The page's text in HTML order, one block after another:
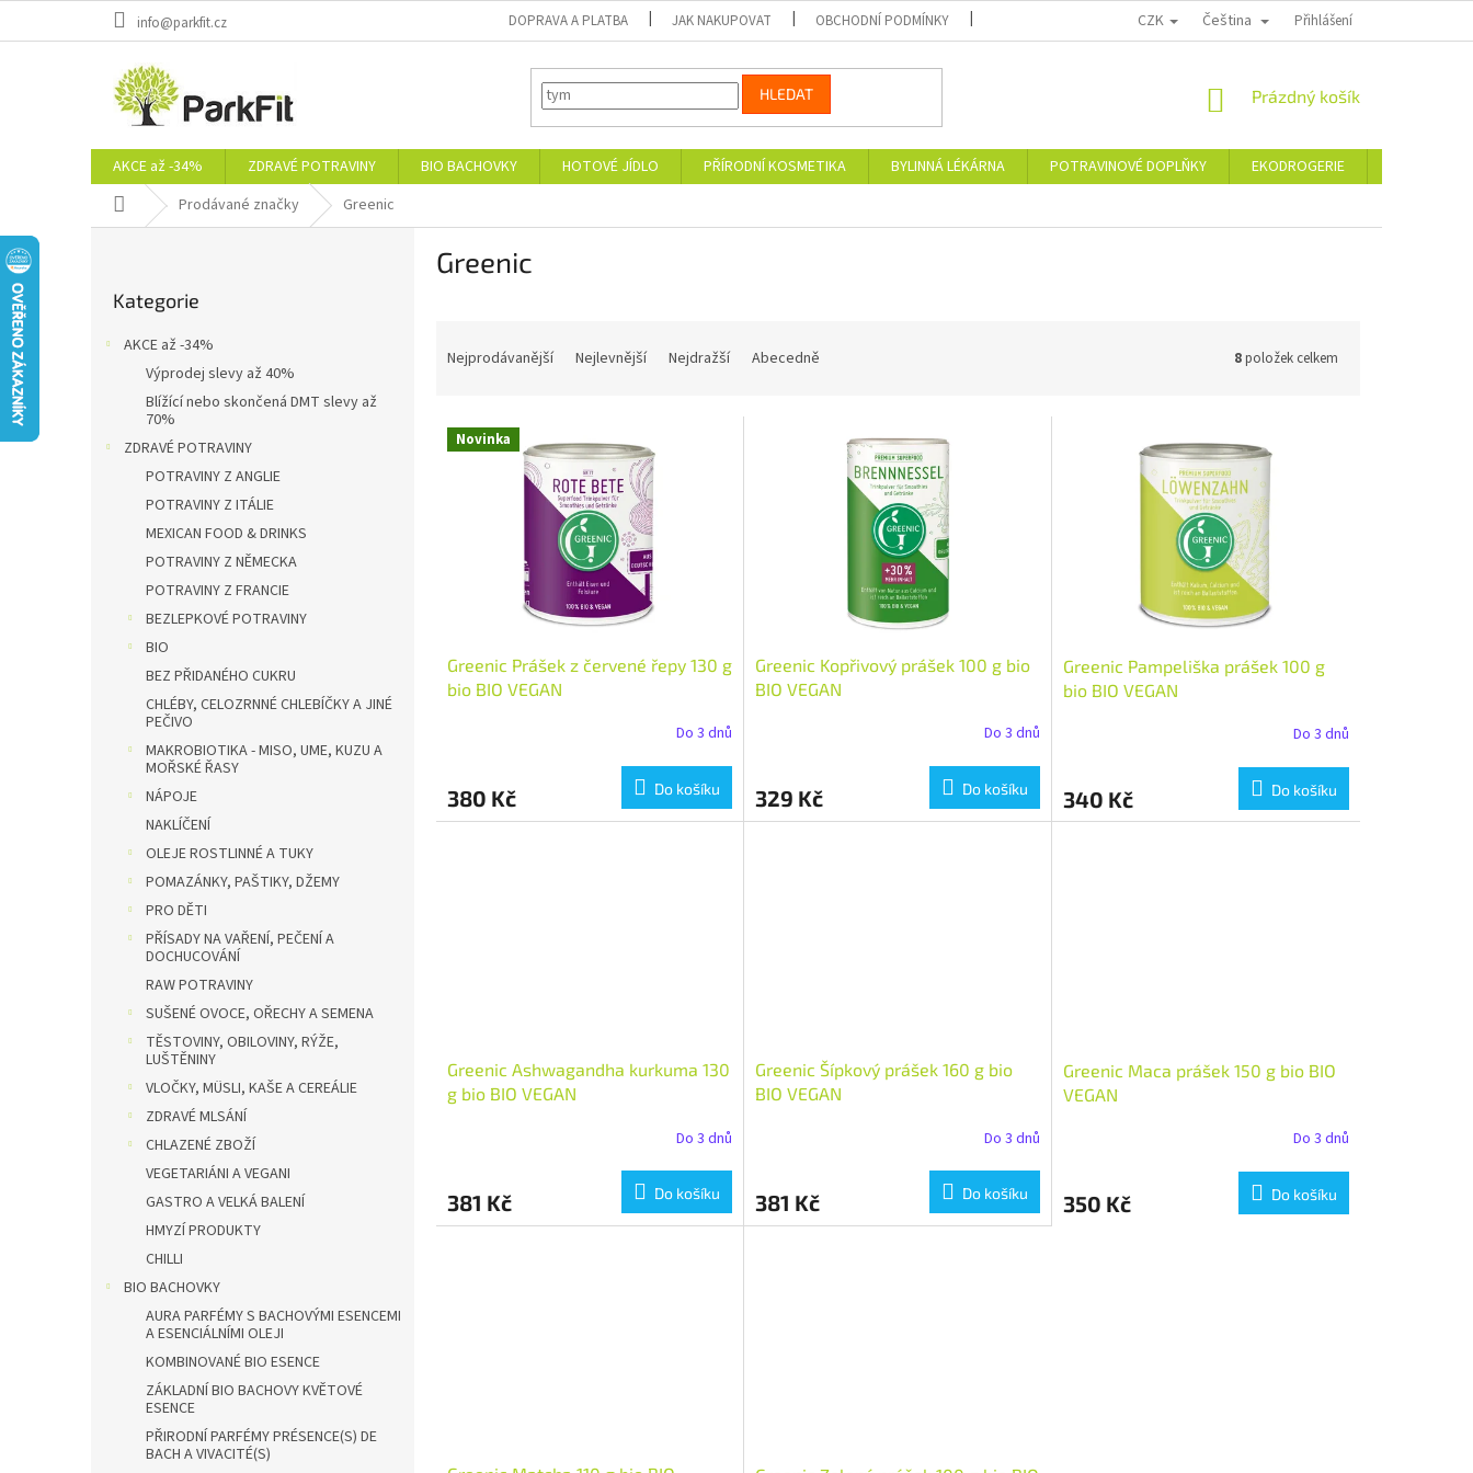
info@parkfit.cz DOPRAVA A PLATBA JAK NAKUPOVAT OBCHODNÍ PODMÍNKY PODMÍNKY OCHRANY OSOBNÍCH ÚDAJŮ MOJE OBJEDNÁVKA
CZK Čeština Přihlášení
HLEDAT
NÁKUPNÍ
Prázdný košík
AKCE až -34% ZDRAVÉ POTRAVINY BIO BACHOVKY HOTOVÉ JÍDLO PŘÍRODNÍ KOSMETIKA BYLINNÁ LÉKÁRNA POTRAVINOVÉ DOPLŇKY EKODROGERIE
Domů Prodávané značky Greenic
kategorie
Kategorie
AKCE až -34%
Výprodej slevy až 40%
Blížící nebo skončená DMT slevy až
70%
ZDRAVÉ POTRAVINY
POTRAVINY Z ANGLIE
POTRAVINY Z ITÁLIE
MEXICAN FOOD & DRINKS
POTRAVINY Z NĚMECKA
POTRAVINY Z FRANCIE
BEZLEPKOVÉ POTRAVINY
BIO
BEZ PŘIDANÉHO CUKRU
CHLÉBY, CELOZRNNÉ CHLEBÍČKY A JINÉ
PEČIVO
MAKROBIOTIKA - MISO, UME, KUZU A
MOŘSKÉ ŘASY
NÁPOJE
NAKLÍČENÍ
OLEJE ROSTLINNÉ A TUKY
POMAZÁNKY, PAŠTIKY, DŽEMY
PRO DĚTI
PŘÍSADY NA VAŘENÍ, PEČENÍ A
DOCHUCOVÁNÍ
RAW POTRAVINY
SUŠENÉ OVOCE, OŘECHY A SEMENA
TĚSTOVINY, OBILOVINY, RÝŽE,
LUŠTĚNINY
VLOČKY, MÜSLI, KAŠE A CEREÁLIE
ZDRAVÉ MLSÁNÍ
CHLAZENÉ ZBOŽÍ
VEGETARIÁNI A VEGANI
GASTRO A VELKÁ BALENÍ
HMYZÍ PRODUKTY
CHILLI
BIO BACHOVKY
AURA PARFÉMY S BACHOVÝMI ESENCEMI
A ESENCIÁLNÍMI OLEJI
KOMBINOVANÉ BIO ESENCE
ZÁKLADNÍ BIO BACHOVY KVĚTOVÉ
ESENCE
PŘIRODNÍ PARFÉMY PRÉSENCE(S) DE
BACH A VIVACITÉ(S)
Greenic
n
Nejprodávanější Nejlevnější Nejdražší Abecedně 8položek celkem
V Novinka
Greenic Prášek z červené řepy 130 g
bio BIO VEGAN
Do 3 dnů
380 Kč Do košíku
Greenic Kopřivový prášek 100 g bio
BIO VEGAN
Do 3 dnů
329 Kč Do košíku
Greenic Pampeliška prášek 100 g
bio BIO VEGAN
Do 3 dnů
340 Kč Do košíku
Greenic Ashwagandha kurkuma 130
g bio BIO VEGAN
Do 3 dnů
381 Kč Do košíku
Greenic Šípkový prášek 160 g bio
BIO VEGAN
Do 3 dnů
381 Kč Do košíku
Greenic Maca prášek 150 g bio BIO
VEGAN
Do 3 dnů
350 Kč Do košíku